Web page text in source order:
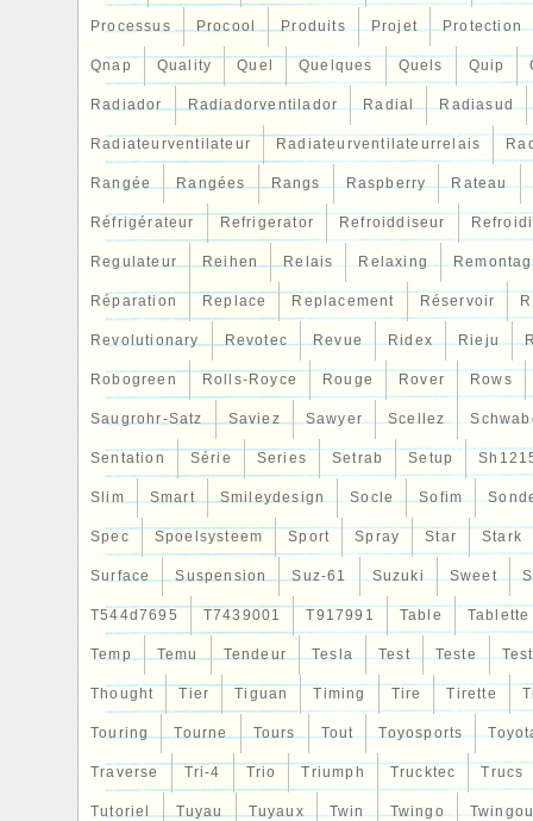
Processus Procool Produits Projet Protection
Qnap Quality Quel Quelques Quels Quip
Radiador Radiadorventilador Radial Radiasud
Radiateurventilateur Radiateurventilateurrelais
Rangée Rangées Rangs Raspberry Rateau
Réfrigérateur Refrigerator Refroiddiseur Refroidi
Regulateur Reihen Relais Relaxing
Réparation Replace Replacement Réservoir
Revolutionary Revotec Revue Ridex Rieju
Robogreen Rolls-Royce Rouge Rover Rows
Saugrohr-Satz Saviez Sawyer Scellez
Sentation Série Series Setrab Setup
Slim Smart Smileydesign Socle Sofim
Spec Spoelsysteem Sport Spray Star Stark
Surface Suspension Suz-61 Suzuki Sweet
T544d7695 T7439001 T917991 Table Tablette
Temp Temu Tendeur Tesla Test Teste
Thought Tier Tiguan Timing Tire Tirette
Touring Tourne Tours Tout Toyosports
Traverse Tri-4 Trio Triumph Trucktec Trucs
Tutoriel Tuyau Tuyaux Twin Twingo